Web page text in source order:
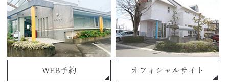
WEB予約 オフィシャルサイト